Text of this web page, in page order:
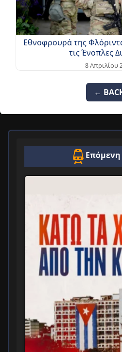
Εθνοφρουρά της
τις Ένοπλες
8 Απριλίου
←